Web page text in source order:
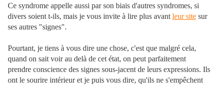
Ce syndrome appelle aussi par son biais d'autres syndromes, si
divers soient t-ils, mais je vous invite à lire plus avant leur site sur
ses autres "signes".
Pourtant, je tiens à vous dire une chose, c'est que malgré cela,
quand on sait voir au delà de cet état, on peut parfaitement
prendre conscience des signes sous-jacent de leurs expressions. Ils
ont le sourire intérieur et je puis vous dire, qu'ils ne s'empêchent